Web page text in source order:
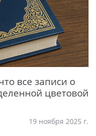
все записи о
цветовой
19 ноября 2025 г.